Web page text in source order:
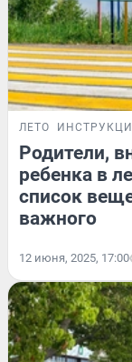
ЛЕТО
Родители,
ребенка в
список
важного
12 июня, 2025, 17:00